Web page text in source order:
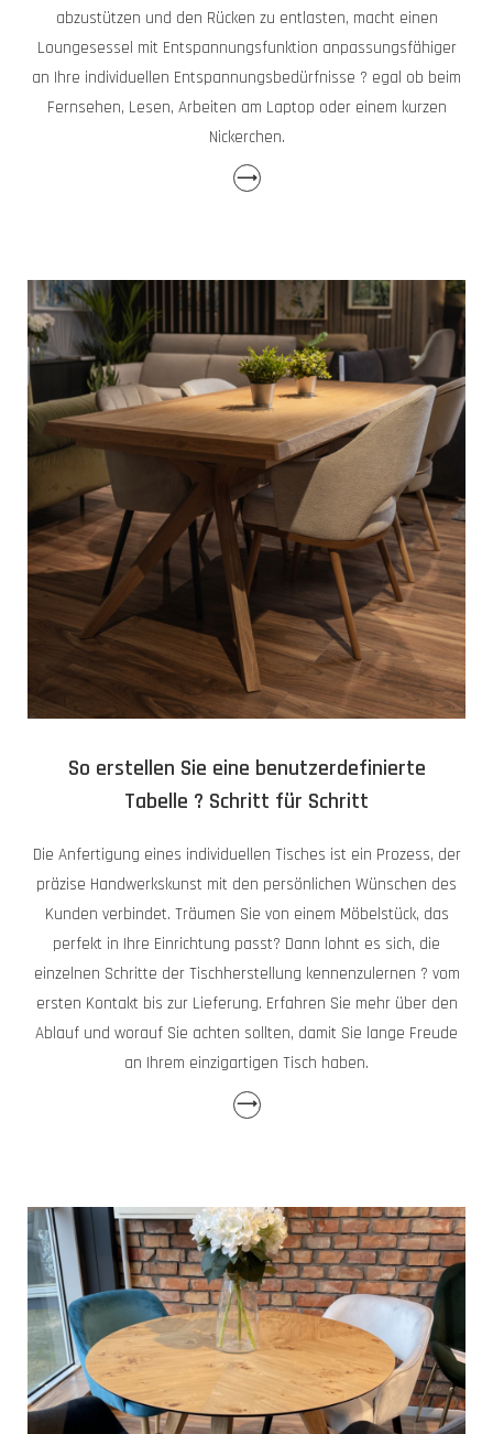
abzustützen und den Rücken zu entlasten, macht einen
Loungesessel mit Entspannungsfunktion anpassungsfähiger
an Ihre individuellen Entspannungsbedürfnisse ? egal ob beim
Fernsehen, Lesen, Arbeiten am Laptop oder einem kurzen
Nickerchen.
⟶
So erstellen Sie eine benutzerdefinierte
Tabelle ? Schritt für Schritt
Die Anfertigung eines individuellen Tisches ist ein Prozess, der
präzise Handwerkskunst mit den persönlichen Wünschen des
Kunden verbindet. Träumen Sie von einem Möbelstück, das
perfekt in Ihre Einrichtung passt? Dann lohnt es sich, die
einzelnen Schritte der Tischherstellung kennenzulernen ? vom
ersten Kontakt bis zur Lieferung. Erfahren Sie mehr über den
Ablauf und worauf Sie achten sollten, damit Sie lange Freude
an Ihrem einzigartigen Tisch haben.
⟶